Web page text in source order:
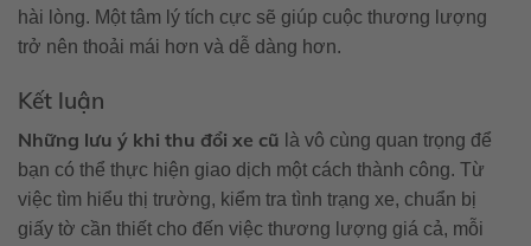
hài lòng. Một tâm lý tích cực sẽ giúp cuộc thương lượng
trở nên thoải mái hơn và dễ dàng hơn.
Kết luận
Những lưu ý khi thu đổi xe cũ là vô cùng quan trọng để
bạn có thể thực hiện giao dịch một cách thành công. Từ
việc tìm hiểu thị trường, kiểm tra tình trạng xe, chuẩn bị
giấy tờ cần thiết cho đến việc thương lượng giá cả, mỗi